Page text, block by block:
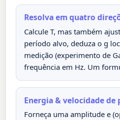
Resolva em quatro
Calcule T, mas também
período alvo, deduza o g
medição (experimento de
frequência em Hz. Um
Energia & velocidade de
Forneça uma amplitude e